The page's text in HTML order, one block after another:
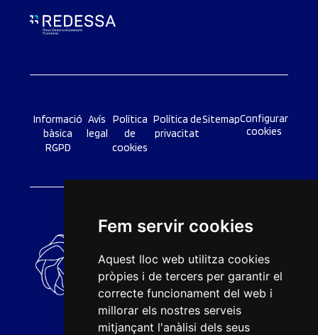
Fem servir cookies
Aquest lloc web utilitza cookies
pròpies i de tercers per garantir el
correcte funcionament del web i
millorar els nostres serveis
mitjançant l'anàlisi dels seus
Informació
bàsica
RGPD
Avís
legal
Política
de
cookies
Política de
privacitat
SitemapConfigurar
cookies